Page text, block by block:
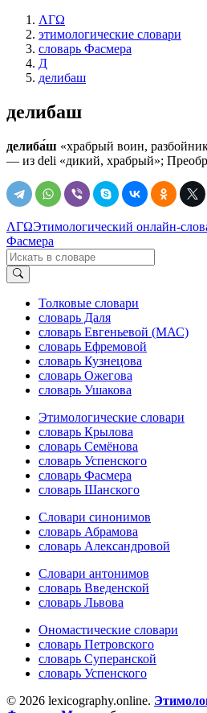
ΛΓΩ
этимологические словари
словарь Фасмера
Д
делибаш
делибаш
делиба́ш «храбрый воин,
— из deli «дикий, храбрый»;
ΛΓΩЭтимологический онлайн-
Фасмера
Толковые словари
словарь Даля
словарь Евгеньевой (МАС)
словарь Ефремовой
словарь Кузнецова
словарь Ожегова
словарь Ушакова
Этимологические словари
словарь Крылова
словарь Семёнова
словарь Успенского
словарь Фасмера
словарь Шанского
Словари синонимов
словарь Абрамова
словарь Александровой
Словари антонимов
словарь Введенской
словарь Львова
Ономастические словари
словарь Петровского
словарь Суперанской
словарь Успенского
© 2026 lexicography.online.